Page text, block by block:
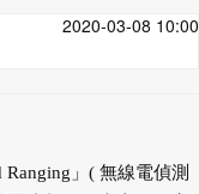
2020-03-08 10:00
Ranging」( 無線電偵測